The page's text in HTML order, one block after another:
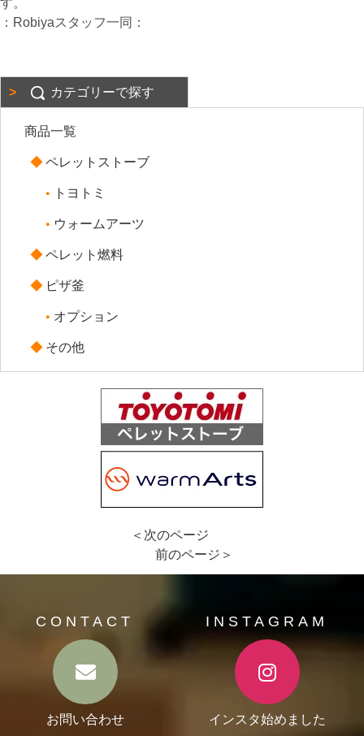
す。
：Robiyaスタッフ一同：
カテゴリーで探す
商品一覧
ペレットストーブ
トヨトミ
ウォームアーツ
ペレット燃料
ピザ釜
オプション
その他
＜次のページ
前のページ＞
CONTACT
お問い合わせ
INSTAGRAM
インスタ始めました